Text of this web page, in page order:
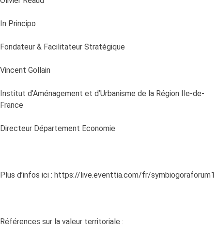
In Principo
Fondateur & Facilitateur Stratégique
Vincent Gollain
Institut d’Aménagement et d’Urbanisme de la Région Ile-de-
France
Directeur Département Economie
Plus d’infos ici : https://live.eventtia.com/fr/symbiogoraforum1
Références sur la valeur territoriale :